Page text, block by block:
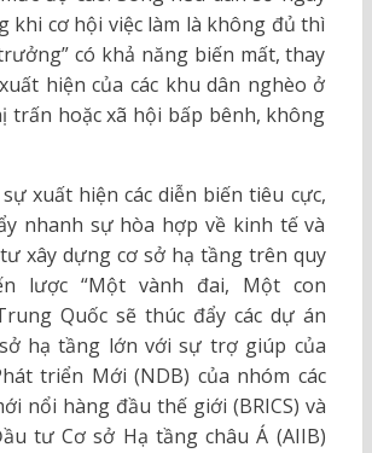
khi cơ hội việc làm là không đủ thì
có khả năng biến mất, thay
hiện của các khu dân nghèo ở
trấn hoặc xã hội bấp bênh, không
xuất hiện các diễn biến tiêu cực,
nhanh sự hòa hợp về kinh tế và
xây dựng cơ sở hạ tầng trên quy
lược “Một vành đai, Một con
Quốc sẽ thúc đẩy các dự án
hạ tầng lớn với sự trợ giúp của
triển Mới (NDB) của nhóm các
nổi hàng đầu thế giới (BRICS) và
tư Cơ sở Hạ tầng châu Á (AIIB)